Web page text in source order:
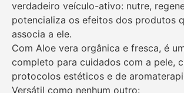
verdadeiro veículo-ativo: nutre,
potencializa os efeitos dos produtos
associa a ele.
Com Aloe vera orgânica e fresca, é
completo para cuidados com a pele,
protocolos estéticos e de
Versátil como nenhum outro: